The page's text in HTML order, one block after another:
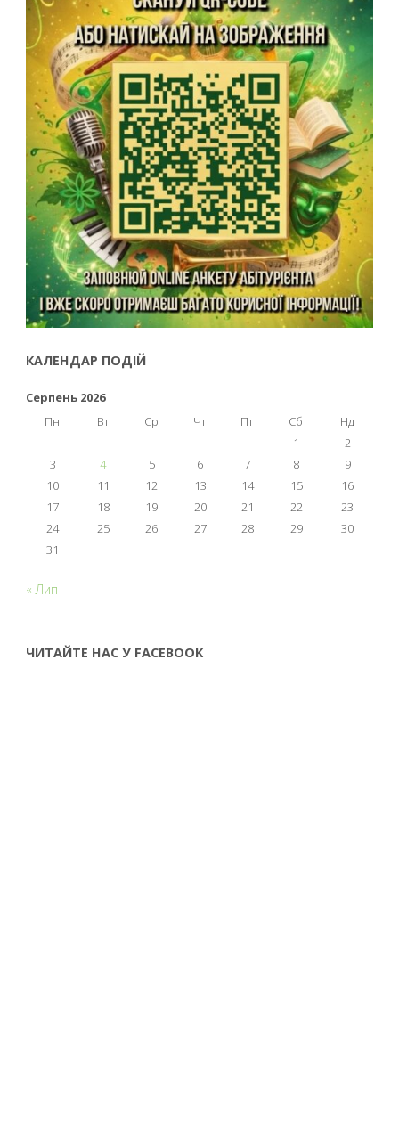
КАЛЕНДАР ПОДІЙ
Серпень 2026
Пн
Вт Ср Чт Пт Сб
Нд
1
2
3
4 5 6 7 8
9
10
11 12 13 14 15
16
17
18 19 20 21 22
23
24
25 26 27 28 29
30
31
« Лип
ЧИТАЙТЕ НАС У FACEBOOK